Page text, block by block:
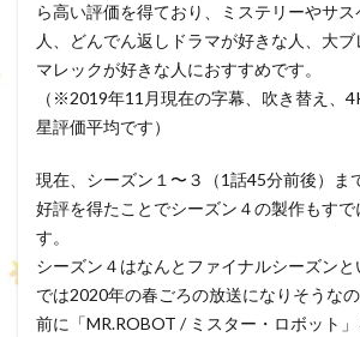
ら高い評価を得ており、ミステリーやサ
人、どんでん返しドラマが好きな人、大ブ
マレックが好きな人におすすめです。
（※2019年11月現在の字幕、吹き替え、
星評価平均です）
現在、シーズン１〜３（1話45分前後）ま
好評を得たことでシーズン４の製作もすで
す。
シーズン４はなんとファイナルシーズン
では2020年の春ごろの放送になりそうな
前に「MR.ROBOT / ミスター・ロボット